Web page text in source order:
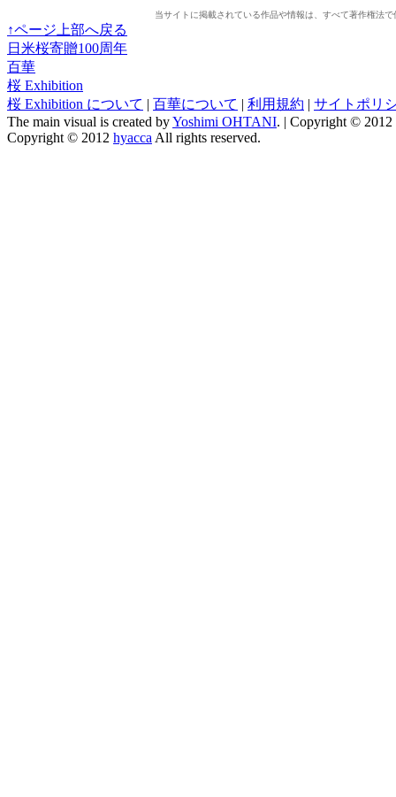
当サイトに掲載されている作品や情報は、すべて著作権法
↑ページ上部へ戻る
日米桜寄贈100周年
百華
桜 Exhibition
桜 Exhibition について | 百華について | 利用規約 | サイトポリ
The main visual is created byYoshimi OHTANI. | Copyright © 2012
Copyright © 2012 hyacca All rights reserved.